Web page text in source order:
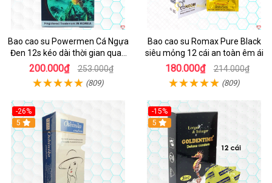
Bao cao su Powermen Cá Ngựa
Đen 12s kéo dài thời gian quan
hệ an toàn
200.000₫ 253.000₫
(809)
Bao cao su Romax Pure Black
siêu mỏng 12 cái an toàn êm ái
180.000₫ 214.000₫
(809)
-26%
5
-15%
5